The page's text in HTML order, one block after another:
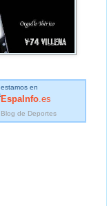
estamos en
EspaInfo .es
Blog de Deportes